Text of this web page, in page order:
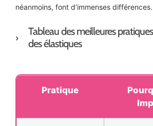
néanmoins, font d’immenses différences.
Tableau des meilleures
des élastiques
Pratique